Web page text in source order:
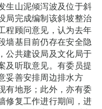
生山泥倾泻波及位于斜
局完成编制该斜坡整治
程顾问意见，认为去年
墙基目前仍存在安全隐
公共建设局及文化局于
及听取意见。有委员提
妥善安排周边排水方
有地形；此外，亦有委
修复工作进行期间，进